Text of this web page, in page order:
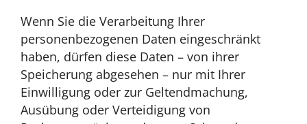
Wenn Sie die Verarbeitung Ihrer
personenbezogenen Daten eingeschränkt
haben, dürfen diese Daten – von ihrer
Speicherung abgesehen – nur mit Ihrer
Einwilligung oder zur Geltendmachung,
Ausübung oder Verteidigung von